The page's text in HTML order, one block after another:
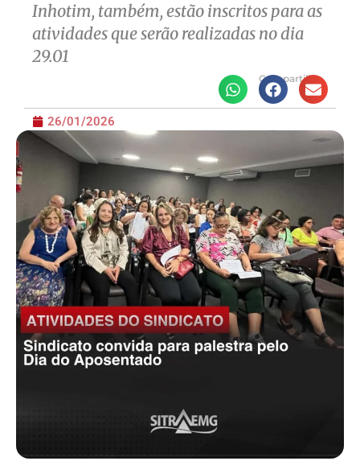
Inhotim, também, estão inscritos para as
atividades que serão realizadas no dia
29.01
Compartilhe
26/01/2026